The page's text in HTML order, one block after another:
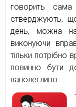
говорить
стверджують,
день, можна
виконуючи
тільки потрібно
повинно бути
наполегливо.